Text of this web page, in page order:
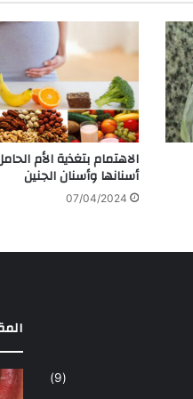
الاهتمام بتغذية الأم
أسنانها وأسنان الجنين
07/04/2024
(9)